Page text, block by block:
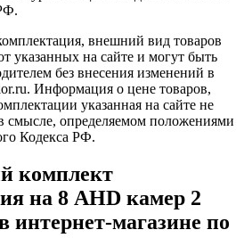
внешний вид товаров
указанных на сайте и могут быть
без внесения изменений в
Информация о цене товаров,
указанная на сайте не
смысле, определяемом положениями
Кодекса РФ.
комплект
на 8 AHD камер 2
магазине по